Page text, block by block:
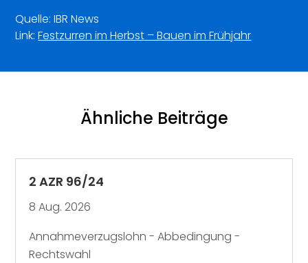
Quelle: IBR News
Link:Festzurren im Herbst – Bauen im Frühjahr
Ähnliche Beiträge
2 AZR 96/24
8 Aug. 2026
Annahmeverzugslohn - Abbedingung -
Rechtswahl